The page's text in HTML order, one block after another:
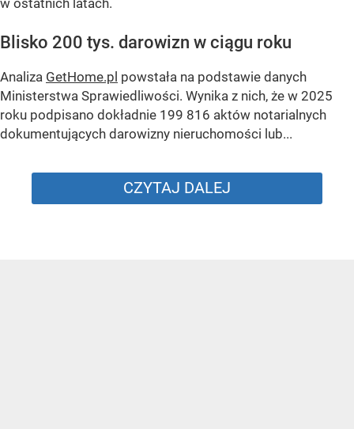
w ostatnich latach.
Blisko 200 tys. darowizn w ciągu roku
Analiza GetHome.pl powstała na podstawie danych
Ministerstwa Sprawiedliwości. Wynika z nich, że w 2025
roku podpisano dokładnie 199 816 aktów notarialnych
dokumentujących darowizny nieruchomości lub...
CZYTAJ DALEJ